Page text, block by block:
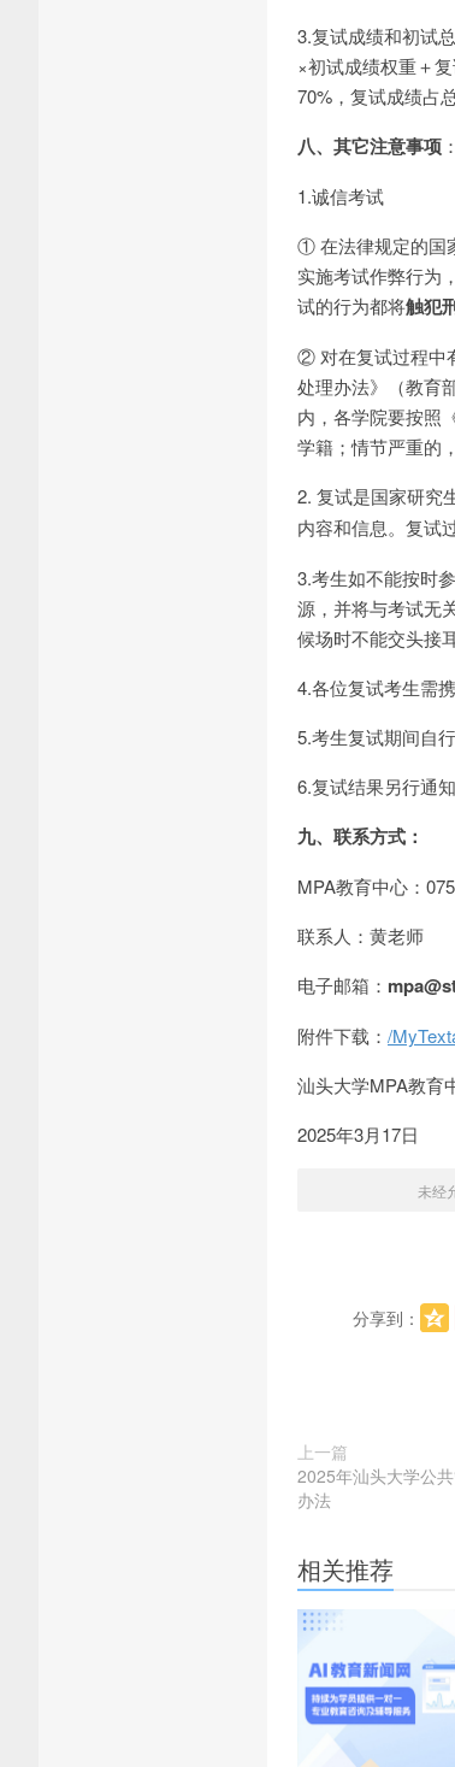
3.复试成绩和初试
×初试成绩权重＋
70%，复试成绩占
八、其它注意事项 ：
1.诚信考试
① 在法律规定的国
实施考试作弊行为
试的行为都将触犯
② 对在复试过程中
处理办法》（教育
内，各学院要按照
学籍；情节严重的
2. 复试是国家研究
内容和信息。复试
3.考生如不能按时
源，并将与考试无
候场时不能交头接
4.各位复试考生需
5.考生复试期间自行
6.复试结果另行通知
九、联系方式：
MPA教育中心：
联系人：黄老师
电子邮箱：
附件下载： /
汕头大学MPA教育
2025年3月17日
未经
分享到：
上一篇
2025年汕头大学公
办法
相关推荐